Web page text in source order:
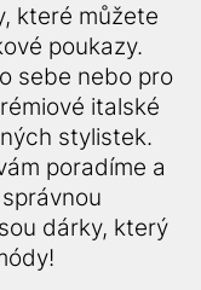
které můžete
poukazy.
sebe nebo pro
italské
stylistek.
poradíme a
dárky, který